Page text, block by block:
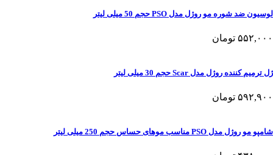
لوسیون ضد شوره مو روژل مدل PSO حجم 50 میلی لیتر
۵۵۲,۰۰۰ تومان
ژل ترمیم کننده روژل مدل Scar حجم 30 میلی لیتر
۵۹۲,۹۰۰ تومان
شامپو مو روژل مدل PSO مناسب موهای حساس حجم 250 میلی لیتر